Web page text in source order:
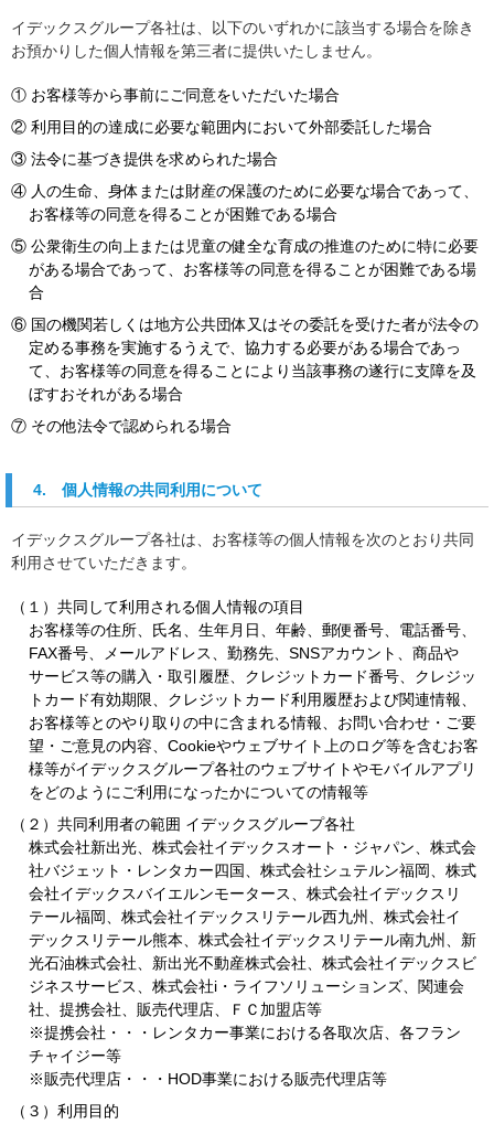
イデックスグループ各社は、以下のいずれかに該当する場合を除き
お預かりした個人情報を第三者に提供いたしません。
① お客様等から事前にご同意をいただいた場合
② 利用目的の達成に必要な範囲内において外部委託した場合
③ 法令に基づき提供を求められた場合
④ 人の生命、身体または財産の保護のために必要な場合であって、
お客様等の同意を得ることが困難である場合
⑤ 公衆衛生の向上または児童の健全な育成の推進のために特に必要
がある場合であって、お客様等の同意を得ることが困難である場
合
⑥ 国の機関若しくは地方公共団体又はその委託を受けた者が法令の
定める事務を実施するうえで、協力する必要がある場合であっ
て、お客様等の同意を得ることにより当該事務の遂行に支障を及
ぼすおそれがある場合
⑦ その他法令で認められる場合
4. 個人情報の共同利用について
イデックスグループ各社は、お客様等の個人情報を次のとおり共同
利用させていただきます。
（１）共同して利用される個人情報の項目
お客様等の住所、氏名、生年月日、年齢、郵便番号、電話番号、
FAX番号、メールアドレス、勤務先、SNSアカウント、商品や
サービス等の購入・取引履歴、クレジットカード番号、クレジッ
トカード有効期限、クレジットカード利用履歴および関連情報、
お客様等とのやり取りの中に含まれる情報、お問い合わせ・ご要
望・ご意見の内容、Cookieやウェブサイト上のログ等を含むお客
様等がイデックスグループ各社のウェブサイトやモバイルアプリ
をどのようにご利用になったかについての情報等
（２）共同利用者の範囲 イデックスグループ各社
株式会社新出光、株式会社イデックスオート・ジャパン、株式会
社バジェット・レンタカー四国、株式会社シュテルン福岡、株式
会社イデックスバイエルンモータース、株式会社イデックスリ
テール福岡、株式会社イデックスリテール西九州、株式会社イ
デックスリテール熊本、株式会社イデックスリテール南九州、新
光石油株式会社、新出光不動産株式会社、株式会社イデックスビ
ジネスサービス、株式会社i・ライフソリューションズ、関連会
社、提携会社、販売代理店、ＦＣ加盟店等
※提携会社・・・レンタカー事業における各取次店、各フラン
チャイジー等
※販売代理店・・・HOD事業における販売代理店等
（３）利用目的